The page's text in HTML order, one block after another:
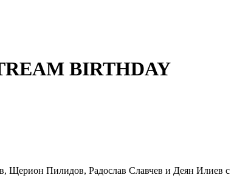
BIRTHDAY
Щерион Пилидов, Радослав Славчев и Деян Илиев с